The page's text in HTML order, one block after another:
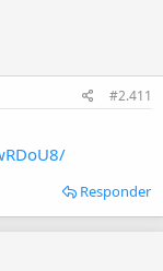
#2.411
Responder